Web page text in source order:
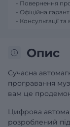
Опис
Сучасна
програвання
вам це
Цифрова
розроблений
- Повернення
- Офіційна
- Консультації